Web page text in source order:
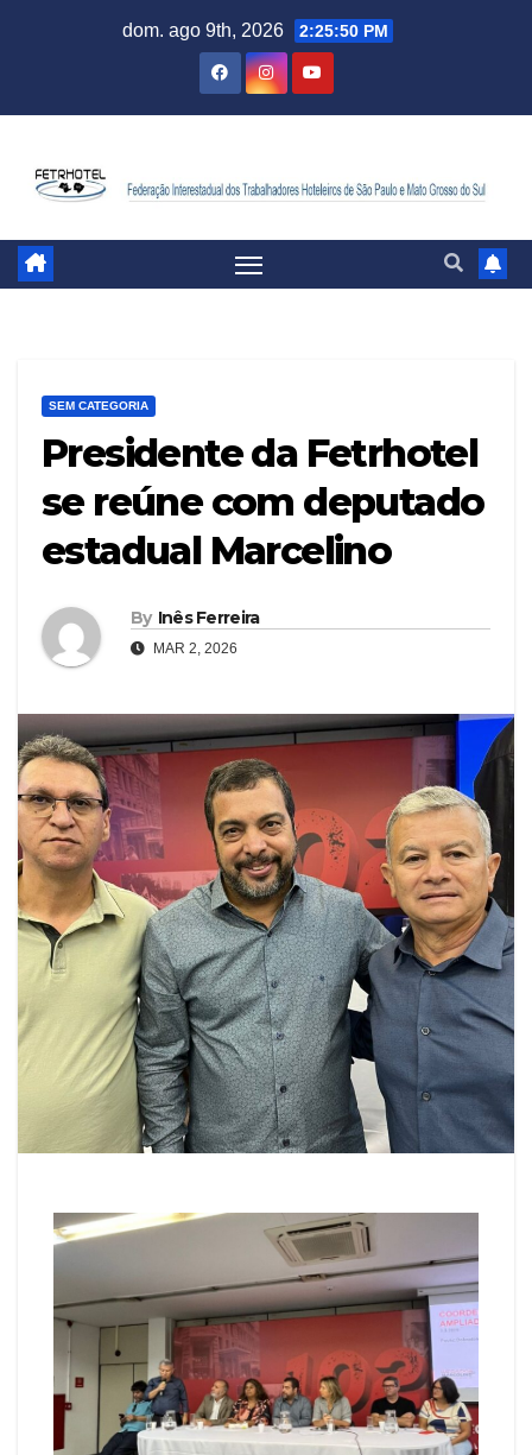
dom. ago 9th, 2026 2:25:51 PM
SEM CATEGORIA
Presidente da Fetrhotel
se reúne com deputado
estadual Marcelino
By Inês Ferreira
MAR 2, 2026